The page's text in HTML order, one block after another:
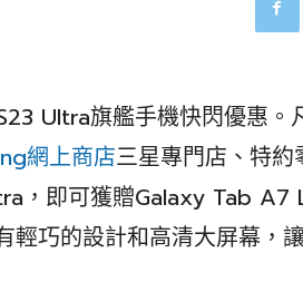
Ultra旗艦手機快閃優惠。
網上商店三星專門店、特約
，即可獲贈Galaxy Tab A7
輕巧的設計和高清大屏幕，